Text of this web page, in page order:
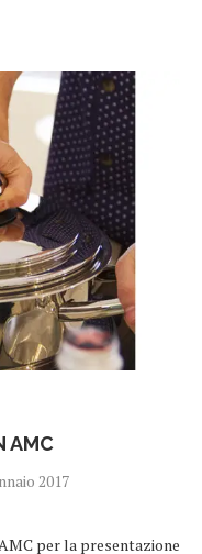
AMC
2017
per la presentazione